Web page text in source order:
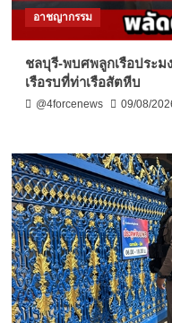
อาชญากรรม
ชลบุรี-พบศพลูกเรือประม
เรือรบที่ท่าเรือสัตหีบ
@4forcenews 09/08/